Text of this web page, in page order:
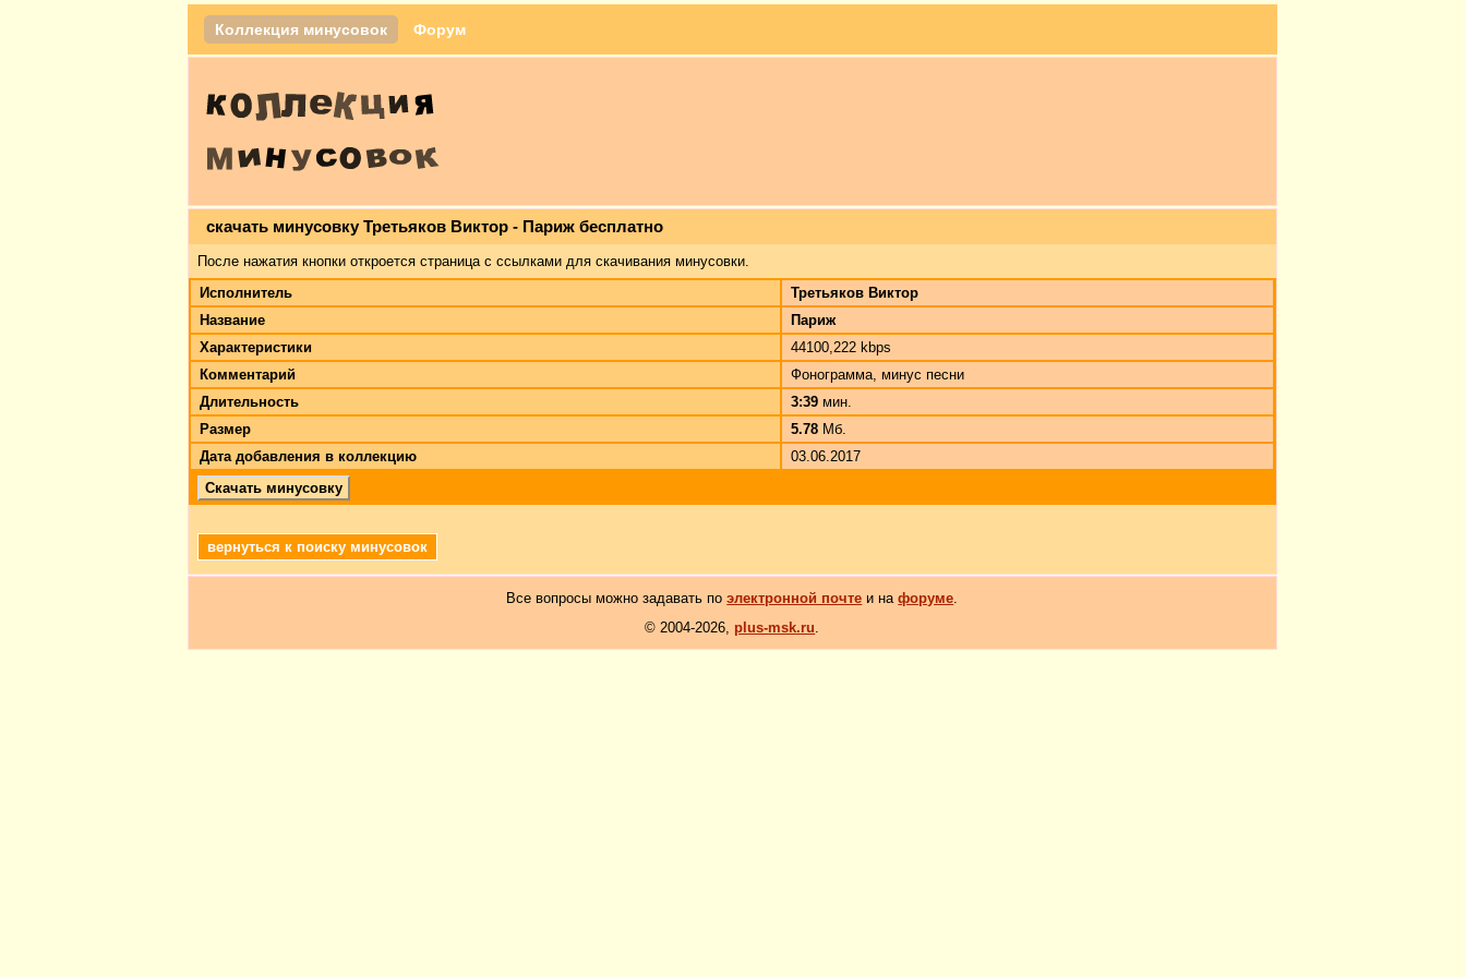
Коллекция минусовок Форум
скачать минусовку Третьяков Виктор - Париж бесплатно
После нажатия кнопки откроется страница с ссылками для скачивания минусовки.
Исполнитель
Третьяков Виктор
Название
Париж
Характеристики
44100,222 kbps
Комментарий
Фонограмма, минус песни
Длительность
3:39 мин.
Размер
5.78 Мб.
Дата добавления в коллекцию
03.06.2017
Скачать минусовку
вернуться к поиску минусовок
Все вопросы можно задавать поэлектронной почте и нафоруме.
© 2004-2026, plus-msk.ru.